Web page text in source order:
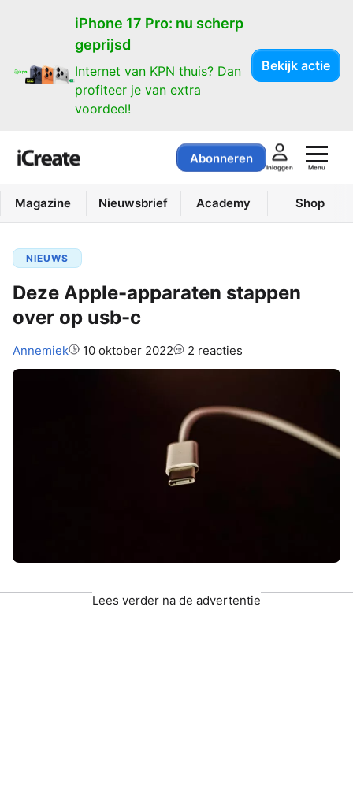
iPhone 17 Pro: nu scherp
geprijsd
Internet van KPN thuis? Dan
profiteer je van extra
voordeel!
Bekijk actie
Abonneren
Inloggen Menu
Magazine Nieuwsbrief Academy Shop
NIEUWS
Deze Apple-apparaten stappen
over op usb-c
Auteur:
Annemiek 10 oktober 2022 2 reacties
Lees verder na de advertentie